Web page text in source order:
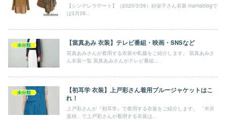
【シンデレラデート】（2020/3/26）紗栄子さん衣装 mamablogで
は3月26...
未分類 【當真あみ 衣装】テレビ番組・映画・SNSなど
當真あみさんが着用する衣装や私服をご紹介します。 當真あみさ
ん衣装一覧 當真あみさんがテレビ番組...
未分類
【初耳学 衣装】上戸彩さん着用ブルージャケットはこ
れ！
上戸彩さんが『初耳学』で着用する衣装をご紹介します。 「半沢
直樹」で上戸彩さんが着用する衣装は...